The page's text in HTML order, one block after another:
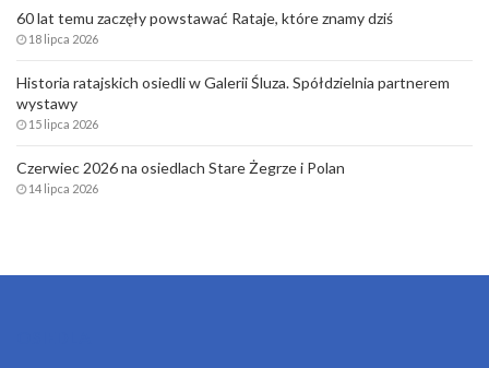
60 lat temu zaczęły powstawać Rataje, które znamy dziś
18 lipca 2026
Historia ratajskich osiedli w Galerii Śluza. Spółdzielnia partnerem
wystawy
15 lipca 2026
Czerwiec 2026 na osiedlach Stare Żegrze i Polan
14 lipca 2026